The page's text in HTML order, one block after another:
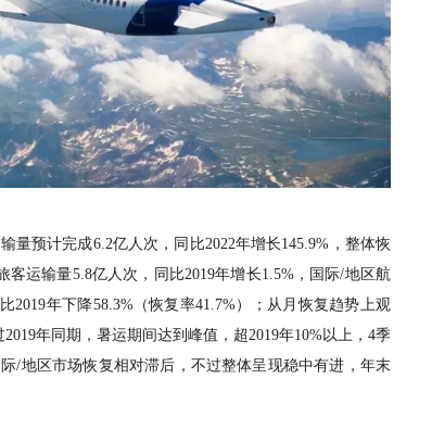
量预计完成6.2亿人次，同比2022年增长145.9%，整体恢
客运输量5.8亿人次，同比2019年增长1.5%，国际/地区航
2019年下降58.3%（恢复率41.7%）；从月恢复趋势上观
年同期，暑运期间达到峰值，超2019年10%以上，4季
/地区市场恢复相对滞后，不过整体呈现稳中有进，年末